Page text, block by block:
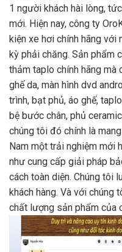
1 người khách hài lòng,
mới. Hiện nay, công ty
kiện xe hơi chính hãng
kỳ phải chăng. Sản phẩm
thảm taplo chính hãng mà
ghế da, màn hình dvd
trình, bạt phủ, áo ghế,
bệ bước chân, phủ
chúng tôi đó chính là
Nam một trải nghiệm mới
như cung cấp giải pháp
cách toàn diện. Chúng tôi
khách hàng. Và với chúng
chất lượng sản phẩm của